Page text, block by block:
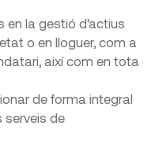
en la gestió d’actius
o en lloguer, com a
així com en tota
de forma integral
serveis de